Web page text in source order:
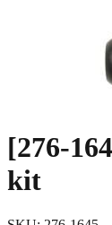
[276-
kit